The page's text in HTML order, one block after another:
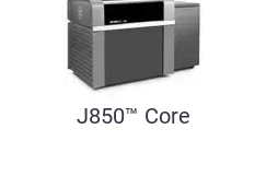
J850™ Core